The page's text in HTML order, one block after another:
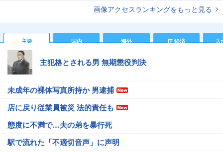
画像アクセスランキングをもっと見る
主要 国内 海外 IT 経済 ス
主犯格とされる男 無期懲役判決
未成年の裸体写真所持か 男逮捕
店に戻り従業員被災 法的責任も
態度に不満で…夫の弟を暴行死
駅で流れた「不適切音声」に声明